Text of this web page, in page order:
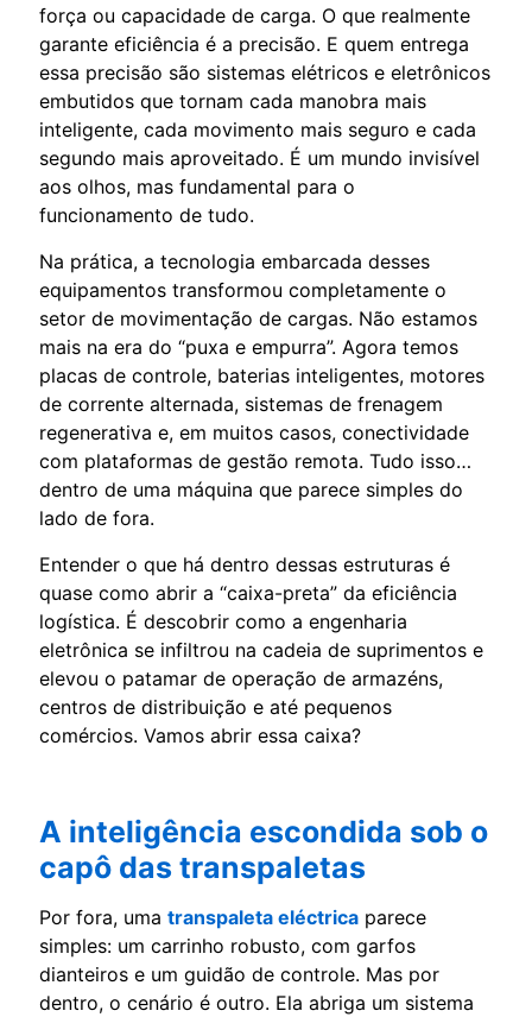
força ou capacidade de carga. O que realmente
garante eficiência é a precisão. E quem entrega
essa precisão são sistemas elétricos e eletrônicos
embutidos que tornam cada manobra mais
inteligente, cada movimento mais seguro e cada
segundo mais aproveitado. É um mundo invisível
aos olhos, mas fundamental para o
funcionamento de tudo.
Na prática, a tecnologia embarcada desses
equipamentos transformou completamente o
setor de movimentação de cargas. Não estamos
mais na era do “puxa e empurra”. Agora temos
placas de controle, baterias inteligentes, motores
de corrente alternada, sistemas de frenagem
regenerativa e, em muitos casos, conectividade
com plataformas de gestão remota. Tudo isso…
dentro de uma máquina que parece simples do
lado de fora.
Entender o que há dentro dessas estruturas é
quase como abrir a “caixa-preta” da eficiência
logística. É descobrir como a engenharia
eletrônica se infiltrou na cadeia de suprimentos e
elevou o patamar de operação de armazéns,
centros de distribuição e até pequenos
comércios. Vamos abrir essa caixa?
A inteligência escondida sob o
capô das transpaletas
Por fora, uma transpaleta eléctrica parece
simples: um carrinho robusto, com garfos
dianteiros e um guidão de controle. Mas por
dentro, o cenário é outro. Ela abriga um sistema